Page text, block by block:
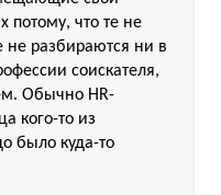
потому, что те не
не разбираются ни в
соискателя,
Обычно HR-
кого-то из
было куда-то